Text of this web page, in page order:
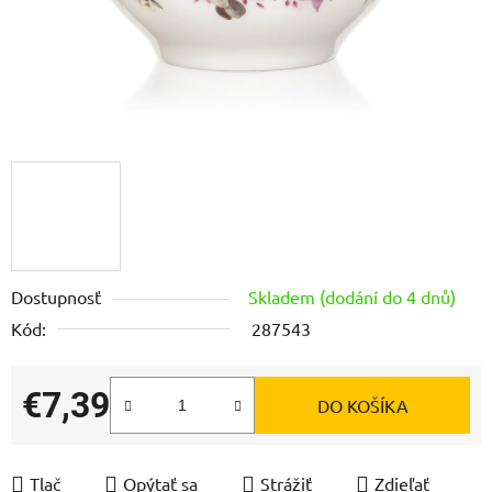
Dostupnosť
Skladem (dodání do 4 dnů)
Kód:
287543
€7,39
Jednotková cena:
DO KOŠÍKA
Tlač Opýtať sa Strážiť Zdieľať